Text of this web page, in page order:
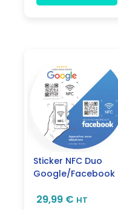
Sticker NFC Duo
Google/Facebook
29,99 € HT